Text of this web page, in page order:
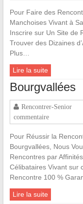
Pour Faire des
Manchoises Vivant à
Inscrire sur Un Site de
Trouver des Dizaines
Plus…
Lire la suite
Bourgvallées
Rencontrer-Senior
commentaire
Pour Réussir la
Bourgvallées, Nous
Rencontres par
Célibataires Vivant sur
Rencontre 100 %
Lire la suite